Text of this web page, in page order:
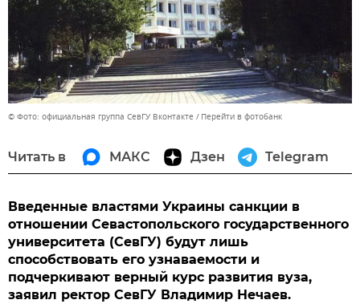
© Фото: официальная группа СевГУ Вконтакте Перейти в фотобанк
Читать в МАКС Дзен Telegram
Введенные властями Украины санкции в
отношении Севастопольского государственного
университета (СевГУ) будут лишь
способствовать его узнаваемости и
подчеркивают верный курс развития вуза,
заявил ректор СевГУ Владимир Нечаев.